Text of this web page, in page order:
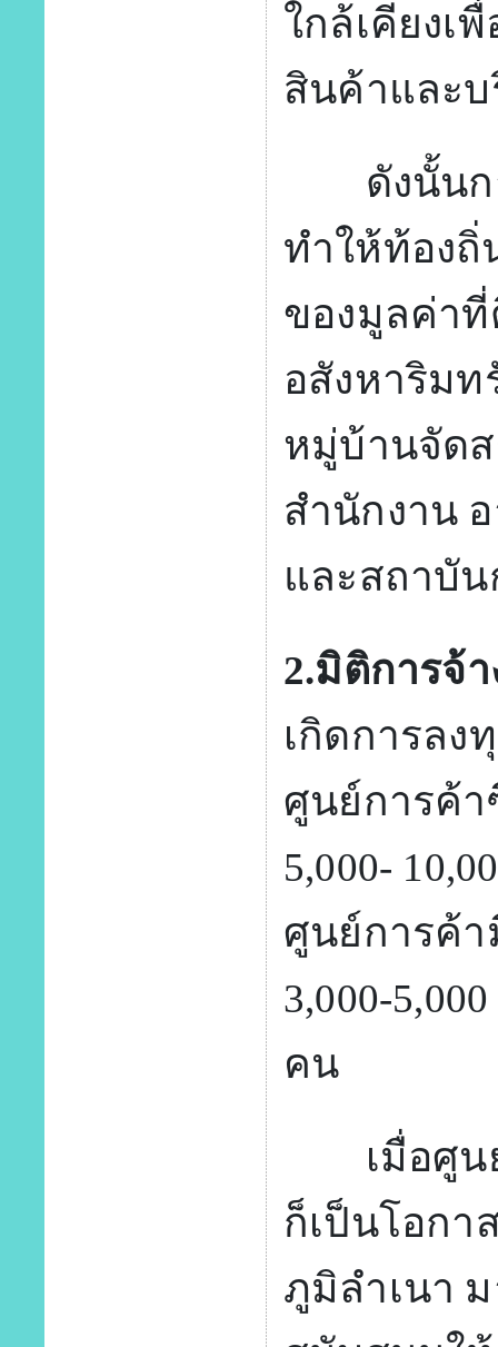
ใกล้เคียงเ
สินค้าและบ
ดังนั้นกา
ทำให้ท้อง
ของมูลค่า
อสังหาริมท
หมู่บ้านจัดส
สำนักงาน
และสถาบั
2.มิติการจ้า
เกิดการลง
ศูนย์การค้า
5,000-
ศูนย์การค้า
3,000-
คน
เมื่อศูนย์
ก็เป็นโอกา
ภูมิลำเนา